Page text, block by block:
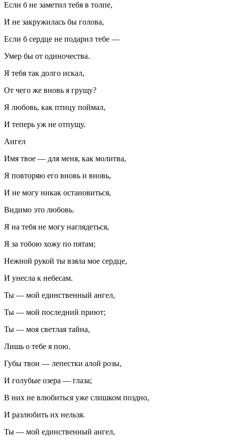
Если б не заметил тебя в толпе,
И не закружилась бы голова,
Если б сердце не подарил тебе —
Умер бы от одиночества.
Я тебя так долго искал,
От чего же вновь я грущу?
Я любовь, как птицу поймал,
И теперь уж не отпущу.
Ангел
Имя твое — для меня, как молитва,
Я повторяю его вновь и вновь,
И не могу никак остановиться,
Видимо это любовь.
Я на тебя не могу наглядеться,
Я за тобою хожу по пятам;
Нежной рукой ты взяла мое сердце,
И унесла к небесам.
Ты — мой единственный ангел,
Ты — мой последний приют;
Ты — моя светлая тайна,
Лишь о тебе я пою.
Губы твои — лепестки алой розы,
И голубые озера — глаза;
В них не влюбиться уже слишком поздно,
И разлюбить их нельзя.
Ты — мой единственный ангел,